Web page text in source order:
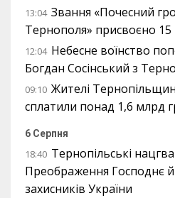
13:04 Звання «Почесний
Тернополя» присвоєно
12:04 Небесне воїнство
Богдан Сосінський з
09:10 Жителі
сплатили понад 1,6 млрд
6 Серпня
18:40 Тернопільські
Преображення Господнє
захисників України